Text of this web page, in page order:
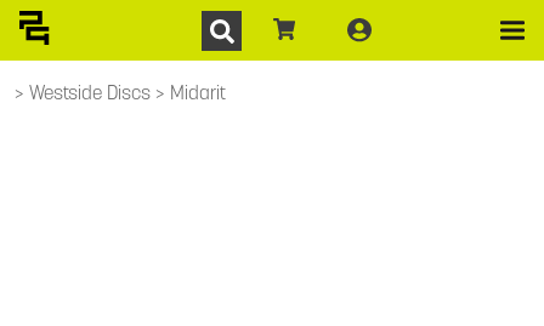
Westside Discs Midarit